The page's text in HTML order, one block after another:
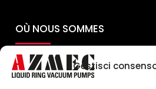
Gestisci
OÙ NOUS SOMMES